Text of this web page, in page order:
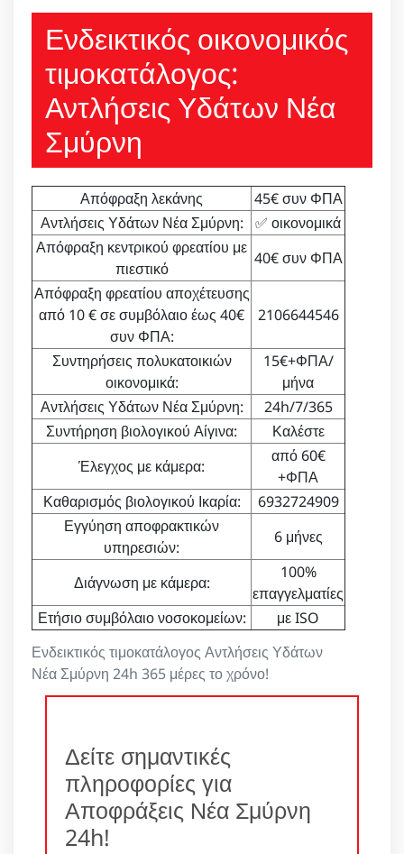
Ενδεικτικός οικονομικός
τιμοκατάλογος:
Αντλήσεις Υδάτων Νέα
Σμύρνη
Ενδεικτικός τιμοκατάλογος Αντλήσεις Υδάτων
Νέα Σμύρνη 24h 365 μέρες το χρόνο!
Απόφραξη λεκάνης
45€ συν ΦΠΑ
Αντλήσεις Υδάτων Νέα Σμύρνη:
✅ οικονομικά
Απόφραξη κεντρικού φρεατίου με
πιεστικό
40€ συν ΦΠΑ
Απόφραξη φρεατίου αποχέτευσης
από 10 € σε συμβόλαιο έως 40€
συν ΦΠΑ:
2106644546
Συντηρήσεις πολυκατοικιών
οικονομικά:
15€+ΦΠΑ/
μήνα
Αντλήσεις Υδάτων Νέα Σμύρνη:
24h/7/365
Συντήρηση βιολογικού Αίγινα:
Καλέστε
Έλεγχος με κάμερα:
από 60€
+ΦΠΑ
Καθαρισμός βιολογικού Ικαρία:
6932724909
Εγγύηση αποφρακτικών
υπηρεσιών:
6 μήνες
Διάγνωση με κάμερα:
100%
επαγγελματίες
Ετήσιο συμβόλαιο νοσοκομείων:
με ISO
Δείτε σημαντικές
πληροφορίες για
Αποφράξεις Νέα Σμύρνη
24h!